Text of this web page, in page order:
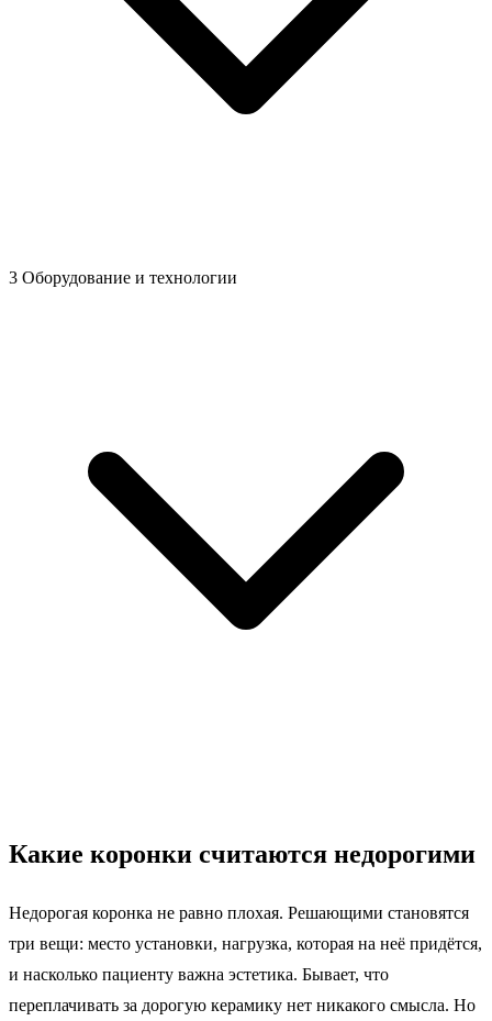
3 Оборудование и технологии
Какие коронки считаются недорогими
Недорогая коронка не равно плохая. Решающими становятся
три вещи: место установки, нагрузка, которая на неё придётся,
и насколько пациенту важна эстетика. Бывает, что
переплачивать за дорогую керамику нет никакого смысла. Но